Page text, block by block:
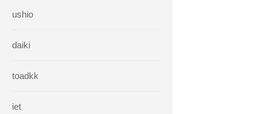
ushio
daiki
toadkk
iet